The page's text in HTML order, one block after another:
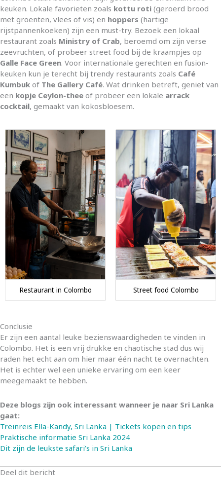
keuken. Lokale favorieten zoals kottu roti (geroerd brood
met groenten, vlees of vis) en hoppers (hartige
rijstpannenkoeken) zijn een must-try. Bezoek een lokaal
restaurant zoals Ministry of Crab, beroemd om zijn verse
zeevruchten, of probeer street food bij de kraampjes op
Galle Face Green. Voor internationale gerechten en fusion-
keuken kun je terecht bij trendy restaurants zoals Café
Kumbuk of The Gallery Café. Wat drinken betreft, geniet van
een kopje Ceylon-thee of probeer een lokale arrack
cocktail, gemaakt van kokosbloesem.
Restaurant in Colombo Street food Colombo
Conclusie
Er zijn een aantal leuke bezienswaardigheden te vinden in
Colombo. Het is een vrij drukke en chaotische stad dus wij
raden het echt aan om hier maar één nacht te overnachten.
Het is echter wel een unieke ervaring om een keer
meegemaakt te hebben.
Deze blogs zijn ook interessant wanneer je naar Sri Lanka
gaat:
Treinreis Ella-Kandy, Sri Lanka | Tickets kopen en tips
Praktische informatie Sri Lanka 2024
Dit zijn de leukste safari’s in Sri Lanka
Deel dit bericht